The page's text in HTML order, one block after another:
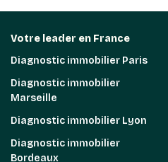
Votre leader en France
Diagnostic immobilier Paris
Diagnostic immobilier
Marseille
Diagnostic immobilier Lyon
Diagnostic immobilier
Bordeaux